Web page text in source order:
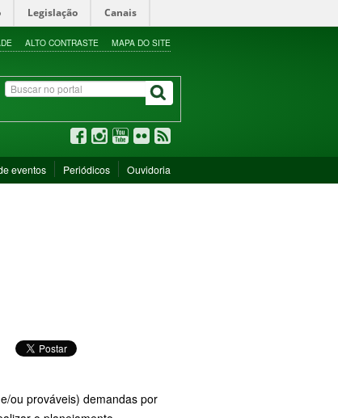
Legislação Canais
ALTO CONTRASTE MAPA DO SITE
eventos Periódicos Ouvidoria
ou prováveis) demandas por